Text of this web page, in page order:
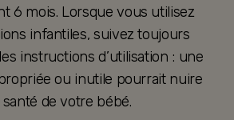
6 mois. Lorsque vous utilisez
infantiles, suivez toujours
instructions d’utilisation : une
ou inutile pourrait nuire
santé de votre bébé.